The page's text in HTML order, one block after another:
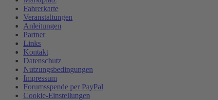
Fahrerkarte
Veranstaltungen
Anleitungen
Partner
Links
Kontakt
Datenschutz
Nutzungsbedingungen
Impressum
Forumsspende per PayPal
Cookie-Einstellungen